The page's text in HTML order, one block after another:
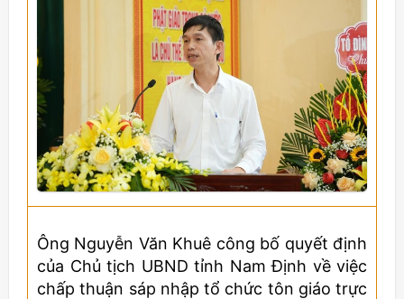
Ông Nguyễn Văn Khuê công bố quyết định
của Chủ tịch UBND tỉnh Nam Định về việc
chấp thuận sáp nhập tổ chức tôn giáo trực